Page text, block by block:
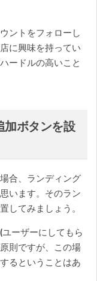
ントをフォローし
に興味を持ってい
ードルの高いこと
加ボタンを設
合、ランディング
います。そのラン
してみましょう。
ーザーにしてもら
則ですが、この場
るということはあ